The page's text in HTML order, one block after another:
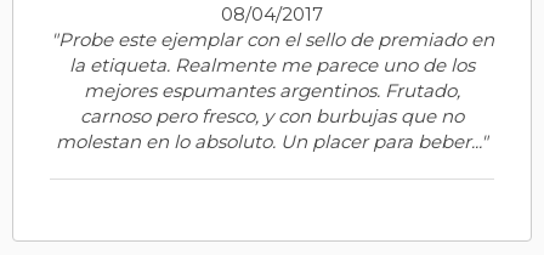
08/04/2017
"Probe este ejemplar con el sello de premiado en
la etiqueta. Realmente me parece uno de los
mejores espumantes argentinos. Frutado,
carnoso pero fresco, y con burbujas que no
molestan en lo absoluto. Un placer para beber..."